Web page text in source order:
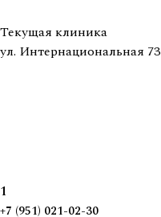
Текущая клиника
ул. Интернациональная 73
1
+7 (951) 021-02-30